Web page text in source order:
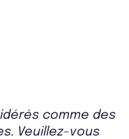
comme des
Veuillez-vous